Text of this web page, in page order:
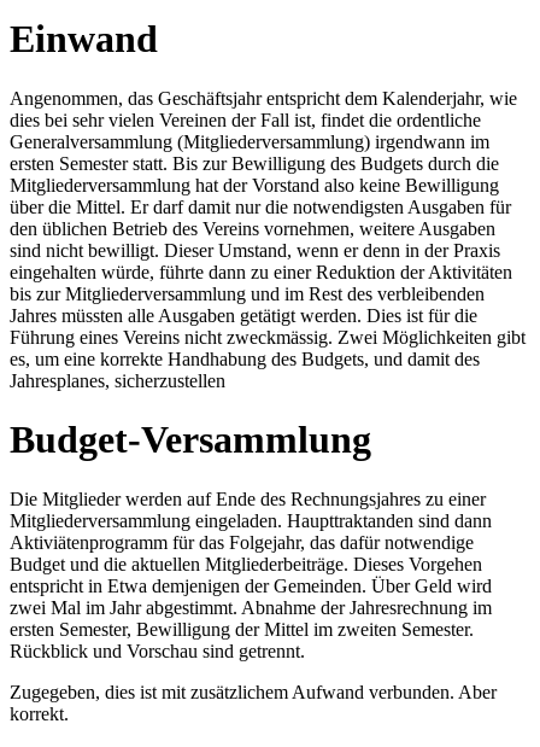
Einwand
Angenommen, das Geschäftsjahr entspricht dem Kalenderjahr, wie
dies bei sehr vielen Vereinen der Fall ist, findet die ordentliche
Generalversammlung (Mitgliederversammlung) irgendwann im
ersten Semester statt. Bis zur Bewilligung des Budgets durch die
Mitgliederversammlung hat der Vorstand also keine Bewilligung
über die Mittel. Er darf damit nur die notwendigsten Ausgaben für
den üblichen Betrieb des Vereins vornehmen, weitere Ausgaben
sind nicht bewilligt. Dieser Umstand, wenn er denn in der Praxis
eingehalten würde, führte dann zu einer Reduktion der Aktivitäten
bis zur Mitgliederversammlung und im Rest des verbleibenden
Jahres müssten alle Ausgaben getätigt werden. Dies ist für die
Führung eines Vereins nicht zweckmässig. Zwei Möglichkeiten gibt
es, um eine korrekte Handhabung des Budgets, und damit des
Jahresplanes, sicherzustellen
Budget-Versammlung
Die Mitglieder werden auf Ende des Rechnungsjahres zu einer
Mitgliederversammlung eingeladen. Haupttraktanden sind dann
Aktiviätenprogramm für das Folgejahr, das dafür notwendige
Budget und die aktuellen Mitgliederbeiträge. Dieses Vorgehen
entspricht in Etwa demjenigen der Gemeinden. Über Geld wird
zwei Mal im Jahr abgestimmt. Abnahme der Jahresrechnung im
ersten Semester, Bewilligung der Mittel im zweiten Semester.
Rückblick und Vorschau sind getrennt.
Zugegeben, dies ist mit zusätzlichem Aufwand verbunden. Aber
korrekt.